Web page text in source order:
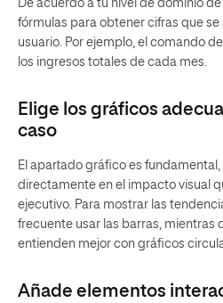
De acuerdo a tu nivel de dominio
fórmulas para obtener cifras que se
usuario. Por ejemplo, el comando
los ingresos totales de cada mes.
Elige los gráficos
caso
El apartado gráfico es
directamente en el impacto visual
ejecutivo. Para mostrar las
frecuente usar las barras, mientras
entienden mejor con gráficos
Añade elementos